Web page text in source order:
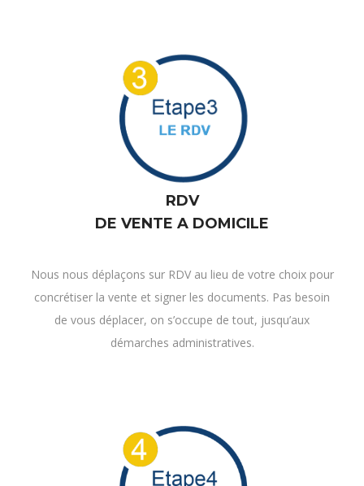
RDV
DE VENTE A DOMICILE
Nous nous déplaçons sur RDV au lieu de votre choix pour
concrétiser la vente et signer les documents. Pas besoin
de vous déplacer, on s’occupe de tout, jusqu’aux
démarches administratives.